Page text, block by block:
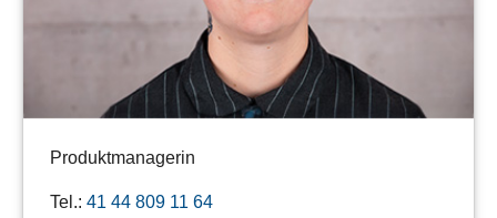
Produktmanagerin
Tel.: 41 44 809 11 64